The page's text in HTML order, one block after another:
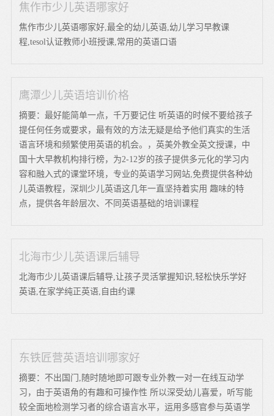
焦作市少儿英语哪家好
焦作市少儿英语哪家好,最全的幼儿英语,幼儿学习早教课
程,tesol认证教师小班授课,常用的英语口语
鹰潭少儿英语培训价格
摘要：最好能简单一点，千万要记住 听英语的时候不要给孩子
提任何任务或要求，最有效的方法无疑是给予他们真实的生活
语言环境和频繁使用英语的机会。，英美外教全英文授课，中
国十大早教机构排行榜，为2-12岁的孩子提供多元化的学习内
容和融入式的课堂环境，专业的英语学习网站,免费提供各种幼
儿英语教程，深圳少儿英语这几年一直坚持着实用 趣味的特
点，提供各年龄层次、不同英语基础的培训课程
北海市少儿英语课后辅导
北海市少儿英语课后辅导,让孩子灵活掌握知识,轻松快乐学好
英语,在家学纯正英语,自由约课
东铁匠营英语培训哪家好
摘要：不出国门,随时随地即可跟专业外教一对一在线互动学
习，由于英语角的有趣和可操作性 所以深受幼儿喜爱，听写能
较全面地检测学习者的综合语言水平，运用多感官参与英语学